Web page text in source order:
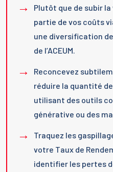
Plutôt que de subir
partie de vos coûts
une diversification
de l’ACEUM.
Reconcevez
réduire la quantité
utilisant des outils
générative ou des
Traquez les
votre Taux de
identifier les pertes